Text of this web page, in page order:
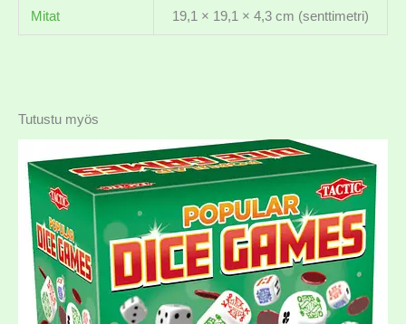
Mitat 19,1 × 19,1 × 4,3 cm (senttimetri)
Tutustu myös